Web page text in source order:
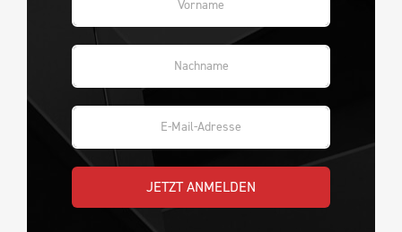
JETZT ANMELDEN